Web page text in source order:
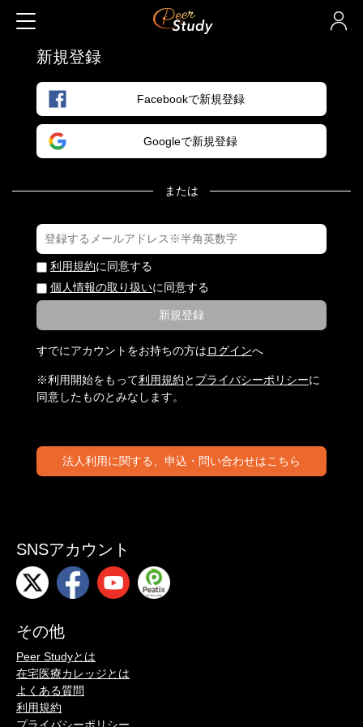
新規登録
Facebookで新規登録
Googleで新規登録
または
利用規約に同意する
個人情報の取り扱いに同意する
新規登録
すでにアカウントをお持ちの方はログインへ
※利用開始をもって利用規約と プライバシーポリシーに
同意したものとみなします。
法人利用に関する、申込・問い合わせはこちら
SNSアカウント
その他
Peer Studyとは
在宅医療カレッジとは
よくある質問
利用規約